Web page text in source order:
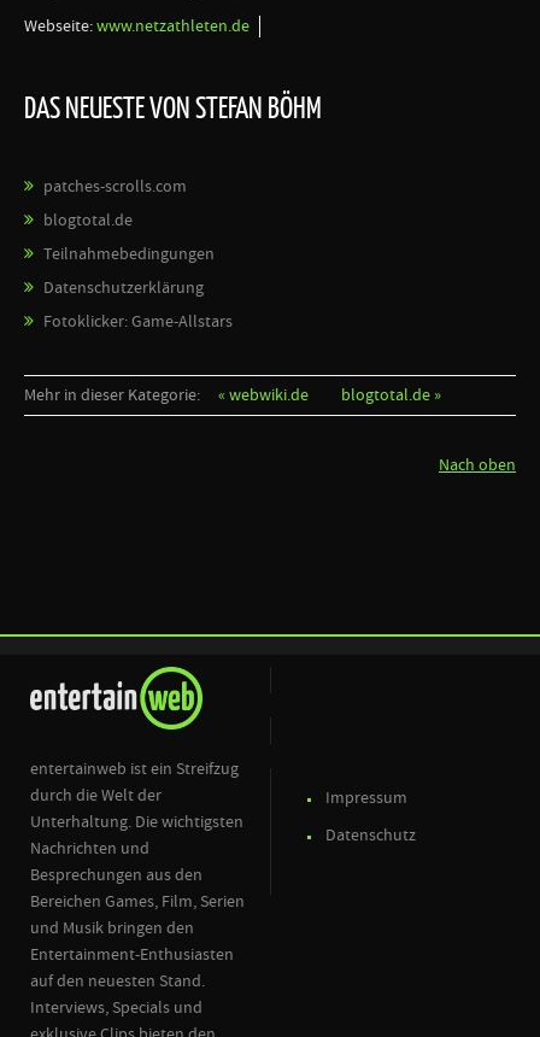
Webseite:www.netzathleten.de
DAS NEUESTE VON STEFAN BÖHM
patches-scrolls.com
blogtotal.de
Teilnahmebedingungen
Datenschutzerklärung
Fotoklicker: Game-Allstars
Mehr in dieser Kategorie: « webwiki.de blogtotal.de »
Nach oben
entertainweb ist ein Streifzug
durch die Welt der
Unterhaltung. Die wichtigsten
Nachrichten und
Besprechungen aus den
Bereichen Games, Film, Serien
und Musik bringen den
Entertainment-Enthusiasten
auf den neuesten Stand.
Interviews, Specials und
Impressum
Datenschutz